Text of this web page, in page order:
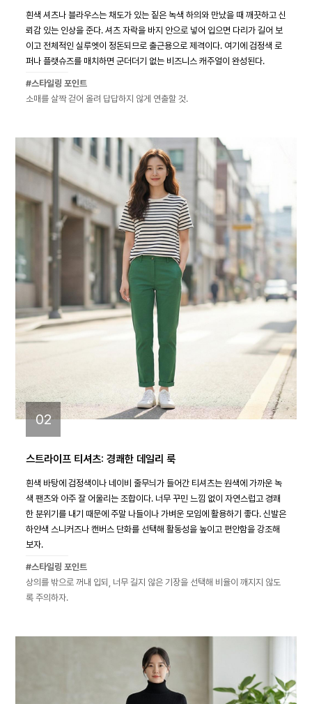
흰색 셔츠나 블라우스는 채도가 있는 짙은 녹색 하의와 만났을 때 깨끗하고 신
뢰감 있는 인상을 준다. 셔츠 자락을 바지 안으로 넣어 입으면 다리가 길어 보
이고 전체적인 실루엣이 정돈되므로 출근용으로 제격이다. 여기에 검정색 로
퍼나 플랫슈즈를 매치하면 군더더기 없는 비즈니스 캐주얼이 완성된다.
#스타일링 포인트
소매를 살짝 걷어 올려 답답하지 않게 연출할 것.
02
스트라이프 티셔츠: 경쾌한 데일리 룩
흰색 바탕에 검정색이나 네이비 줄무늬가 들어간 티셔츠는 원색에 가까운 녹
색 팬츠와 아주 잘 어울리는 조합이다. 너무 꾸민 느낌 없이 자연스럽고 경쾌
한 분위기를 내기 때문에 주말 나들이나 가벼운 모임에 활용하기 좋다. 신발은
하얀색 스니커즈나 캔버스 단화를 선택해 활동성을 높이고 편안함을 강조해
보자.
#스타일링 포인트
상의를 밖으로 꺼내 입되, 너무 길지 않은 기장을 선택해 비율이 깨지지 않도
록 주의하자.